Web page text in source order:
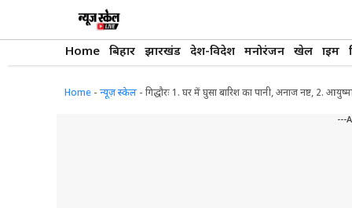
Home बिहार झारखंड देश-विदेश मनोरंजन खेल क्राइम
Home - न्यूज़ स्केल - गिद्धौरः 1. घर में घुसा बारिश का पानी, अनाज नष्ट, 2.
---